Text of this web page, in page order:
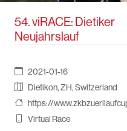
54. viRACE: Dietiker
Neujahrslauf
2021-01-16
Dietikon, ZH, Switzerland
https://
Virtual Race